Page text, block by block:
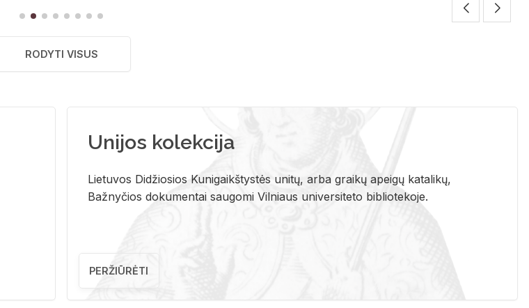
RODYTI VISUS
Unijos kolekcija
Lietuvos Didžiosios Kunigaikštystės unitų, arba graikų apeigų katalikų,
Bažnyčios dokumentai saugomi Vilniaus universiteto bibliotekoje.
PERŽIŪRĖTI